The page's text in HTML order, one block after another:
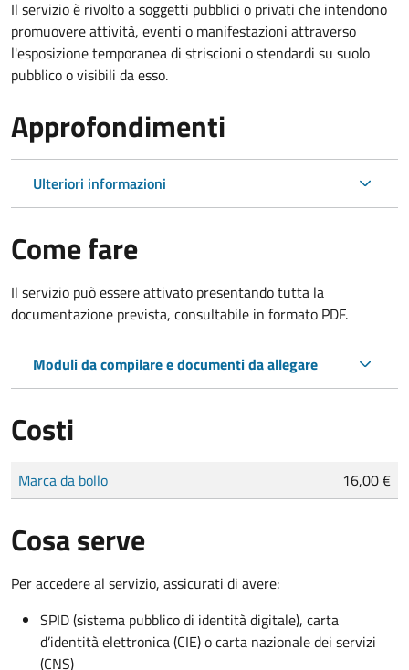
Il servizio è rivolto a soggetti pubblici o privati che intendono
promuovere attività, eventi o manifestazioni attraverso
l'esposizione temporanea di striscioni o stendardi su suolo
pubblico o visibili da esso.
Approfondimenti
Ulteriori informazioni
Come fare
Il servizio può essere attivato presentando tutta la
documentazione prevista, consultabile in formato PDF.
Moduli da compilare e documenti da allegare
Costi
Tipo di pagamento
Importo
Marca da bollo 16,00 €
Cosa serve
Per accedere al servizio, assicurati di avere:
SPID (sistema pubblico di identità digitale), carta
d’identità elettronica (CIE) o carta nazionale dei servizi
(CNS)